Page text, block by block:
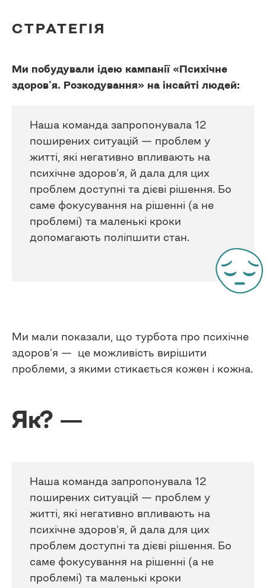
СТРАТЕГІЯ
Ми побудували ідею кампанії «Психічне
здоров’я. Розкодування» на інсайті людей:
Наша команда запропонувала 12
поширених ситуацій — проблем у
житті, які негативно впливають на
психічне здоров’я, й дала для цих
проблем доступні та дієві рішення. Бо
саме фокусування на рішенні (а не
проблемі) та маленькі кроки
допомагають поліпшити стан.
Ми мали показали, що турбота про психічне
здоров’я — це можливість вирішити
проблеми, з якими стикається кожен і кожна.
Як? —
Наша команда запропонувала 12
поширених ситуацій — проблем у
житті, які негативно впливають на
психічне здоров’я, й дала для цих
проблем доступні та дієві рішення. Бо
саме фокусування на рішенні (а не
проблемі) та маленькі кроки